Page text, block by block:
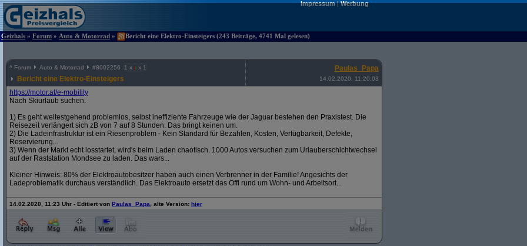
Impressum|Werbung
Geizhals » Forum » Auto & Motorrad » Bericht eine Elektro-Einsteigers (243 Beiträge, 4741 Mal gelesen)
^ Forum Auto & Motorrad #8002256 1 x x 1
Bericht eine Elektro-Einsteigers
Paulas_Papa
14.02.2020, 11:20:03
https://motor.at/e-mobility
Nach Skiurlaub suchen.
1) Es geht weitestgehend problemlos, selbst ineffiziente Fahrzeuge wie der Jaguar bestehen den Praxistest. Die
Reisezeit verlängert sich zB von 7 auf 8 Stunden. Das bringt keinen um.
2) Die Ladeinfrastruktur ist ein Riesenproblem - Kein Standard für Bezahlen, Kosten, Verfügbarkeit, Defekte,
Reservierung...
3) Wenn der Markt echt losstartet, wird's beim Laden chaotisch. 1000 Autos versuchen zum Urlauberschichtwechsel
auf der Raststation Mondsee zu laden. Das wars...
Kleiner Hinweis: 80% der Elektroautobesitzer haben auch einen Verbrenner in der Familie! Angesichts der
Ladeproblematik durchaus verständlich. Das Elektroauto ersetzt das Öffi rund um Wohn- und Arbeitsort...
14.02.2020, 11:23 Uhr - Editiert von Paulas_Papa , alte Version: hier